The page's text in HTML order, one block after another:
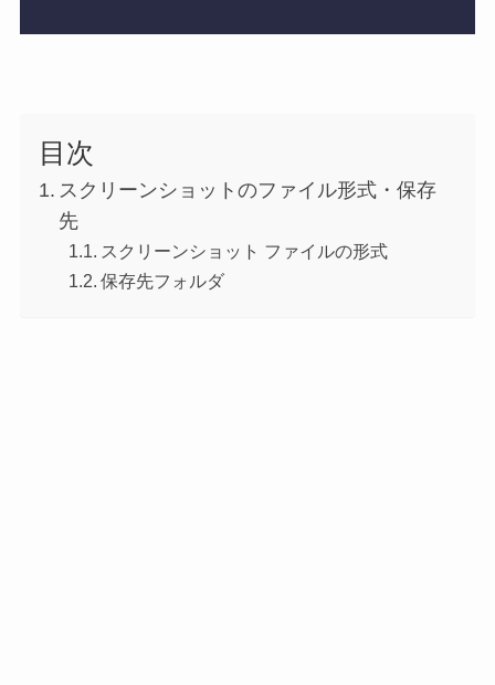
目次
スクリーンショットのファイル形式・保存
先
スクリーンショット ファイルの形式
保存先フォルダ